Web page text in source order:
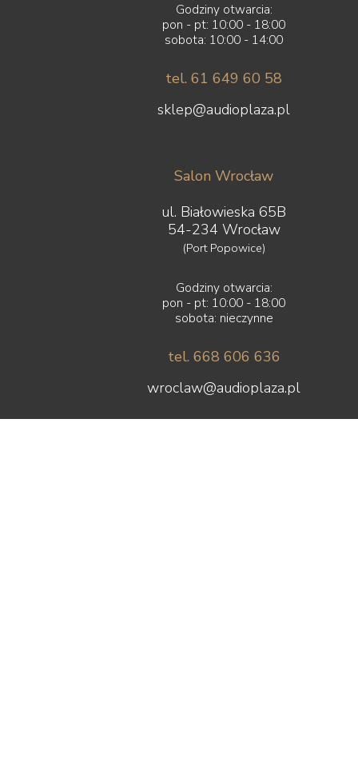
Godziny otwarcia:
pon - pt: 10:00 - 18:00
sobota: 10:00 - 14:00
tel. 61 649 60 58
sklep@audioplaza.pl
Salon Wrocław
ul. Białowieska 65B
54-234 Wrocław
(Port Popowice)
Godziny otwarcia:
pon - pt: 10:00 - 18:00
sobota: nieczynne
tel. 668 606 636
wroclaw@audioplaza.pl